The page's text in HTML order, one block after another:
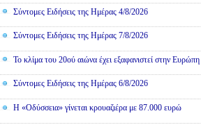
Σύντομες Ειδήσεις της Ημέρας 4/8/2026
Σύντομες Ειδήσεις της Ημέρας 7/8/2026
Το κλίμα του 20ού αιώνα έχει εξαφανιστεί στην Ευρώπη
Σύντομες Ειδήσεις της Ημέρας 6/8/2026
Η «Οδύσσεια» γίνεται κρουαζιέρα με 87.000 ευρώ